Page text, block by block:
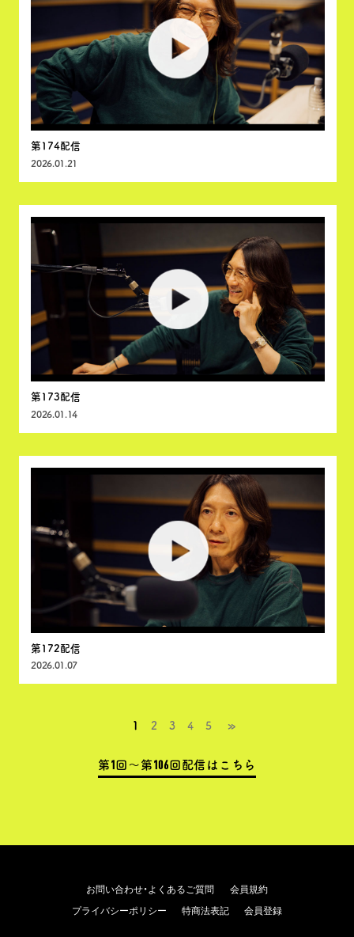
第174配信
2026.01.21
第173配信
2026.01.14
第172配信
2026.01.07
1 2 3 4 5
第1回～第106回配信はこちら
お問い合わせ・よくあるご質問
会員規約
プライバシーポリシー
特商法表記 会員登録